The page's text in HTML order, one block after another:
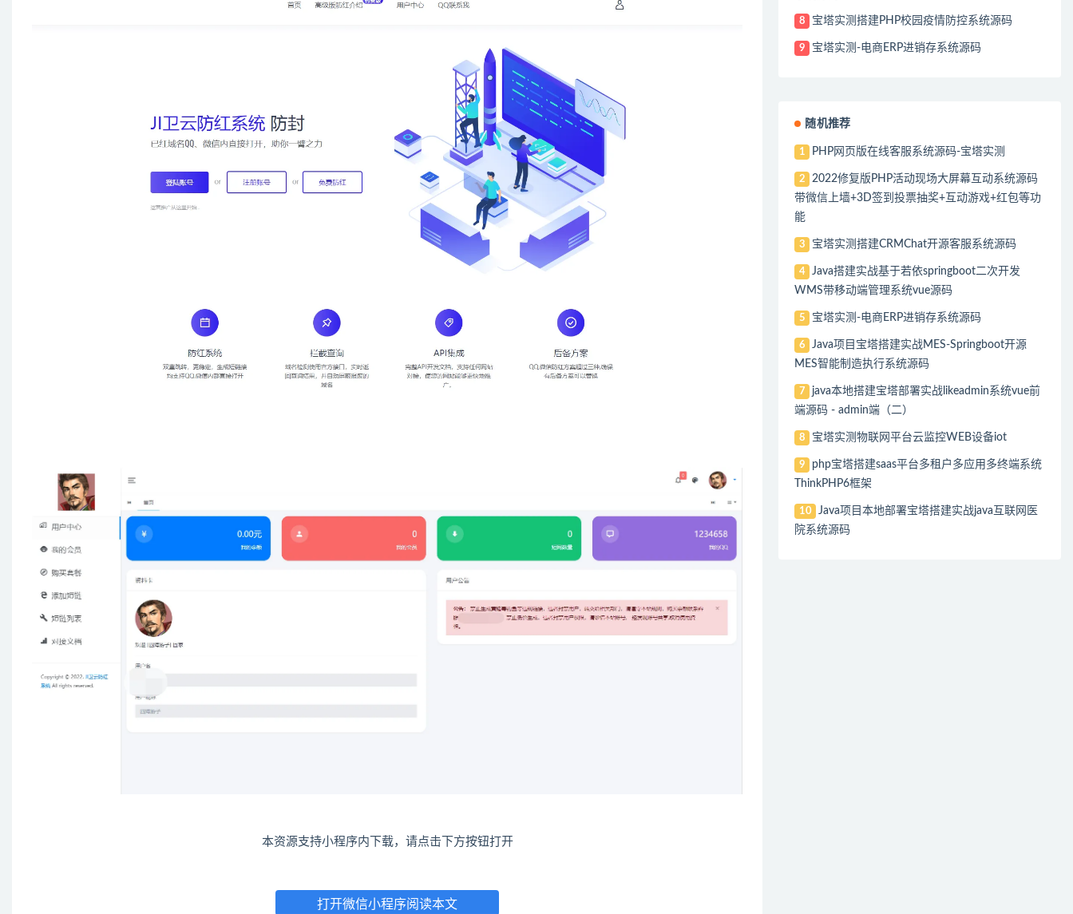
本资源支持小程序内下载，请点击下方按钮打开
打开微信小程序阅读本文
8 宝塔实测搭建PHP校园疫情防控系统源码
9 宝塔实测-电商ERP进销存系统源码
随机推荐
1 PHP网页版在线客服系统源码-宝塔实测
2
2022修复版PHP活动现场大屏幕互动系统源码
带微信上墙+3D签到投票抽奖+互动游戏+红包等功
能
3 宝塔实测搭建CRMChat开源客服系统源码
4
Java搭建实战基于若依springboot二次开发
WMS带移动端管理系统vue源码
5 宝塔实测-电商ERP进销存系统源码
6
Java项目宝塔搭建实战MES-Springboot开源
MES智能制造执行系统源码
7
java本地搭建宝塔部署实战likeadmin系统vue前
端源码 - admin端（二）
8 宝塔实测物联网平台云监控WEB设备iot
9
php宝塔搭建saas平台多租户多应用多终端系统
ThinkPHP6框架
10
Java项目本地部署宝塔搭建实战java互联网医
院系统源码